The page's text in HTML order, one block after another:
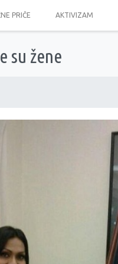
PRIČE AKTIVIZAM
su žene